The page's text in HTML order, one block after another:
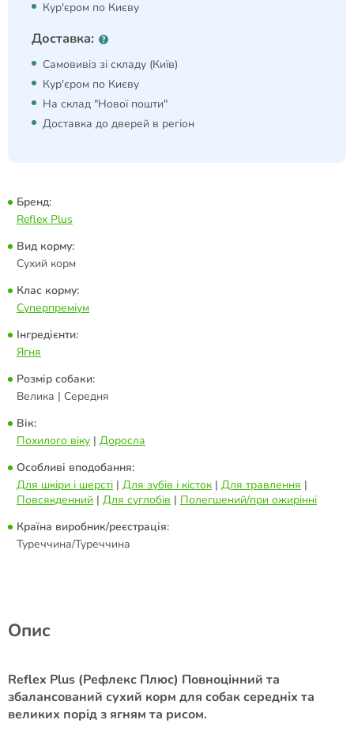
Кур'єром по Києву
Доставка:
Самовивіз зі складу (Київ)
Кур'єром по Києву
На склад "Нової пошти"
Доставка до дверей в регіон
Бренд:
Reflex Plus
Вид корму:
Сухий корм
Клас корму:
Суперпреміум
Інгредієнти:
Ягня
Розмір собаки:
Велика | Середня
Вік:
Похилого віку | Доросла
Особливі вподобання:
Для шкіри і шерсті | Для зубів і кісток | Для травлення |
Повсякденний | Для суглобів | Полегшений/при ожирінні
Країна виробник/реєстрація:
Туреччина/Туреччина
Опис
Reflex Plus (Рефлекс Плюс) Повноцінний та
збалансований сухий корм для собак середніх та
великих порід з ягням та рисом.